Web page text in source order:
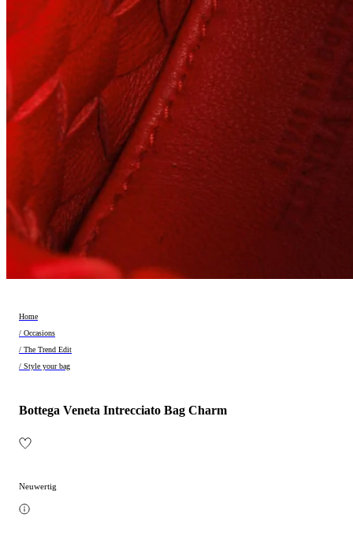
Home
/ Occasions
/ The Trend Edit
/ Style your bag
Bottega Veneta Intrecciato Bag Charm
Neuwertig